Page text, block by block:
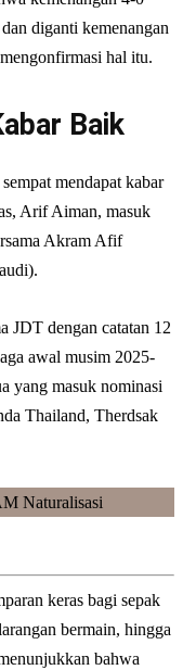
diganti kemenangan
hal itu.
Baik
mendapat kabar
Arif Aiman, masuk
Akram Afif
JDT dengan catatan 12
awal musim 2025-
yang masuk nominasi
Thailand, Therdsak
keras bagi sepak
bermain, hingga
bahwa